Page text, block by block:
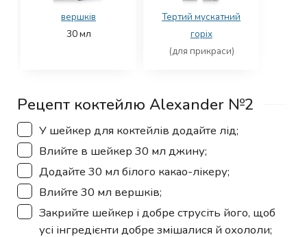
вершків
30мл
Тертий мускатний
горіх
(для прикраси)
Рецепт коктейлю Alexander №2
▢
У шейкер для коктейлів додайте лід;
▢
Влийте в шейкер 30 мл джину;
▢
Додайте 30 мл білого какао-лікеру;
▢
Влийте 30 мл вершків;
▢
Закрийте шейкер і добре струсіть його, щоб
усі інгредієнти добре змішалися й охололи;